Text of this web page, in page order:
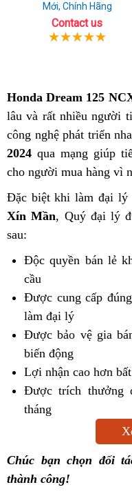
Mới, Chính Hãng
Contact us
Honda Dream 125
lâu và rất nhiều người
công nghệ phát triển
2024 qua mạng giúp
cho người mua hàng vì
Đặc biệt khi làm đại lý
Xín Mần, Quý đại lý
sau:
Độc quyền bán lẻ
cầu
Được cung cấp
làm đại lý
Được bảo vệ gia
biến động
Lợi nhận cao hơn
Được trích thưởng
tháng
Chúc bạn chọn đối
thành công!